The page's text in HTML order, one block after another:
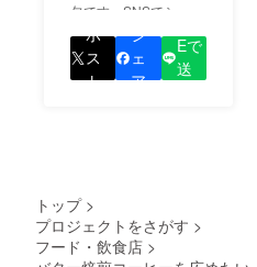
欠です。SNSでシェア
をして、あなたが応援
しているプロジェクト
の良さを知ってもらい
ポ
ス
ト
シ
ェ
ア
Eで
送
トップ >
プロジェクトをさがす >
フード・飲食店 >